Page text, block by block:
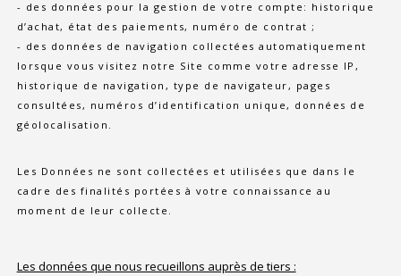
- des données pour la gestion de votre compte: historique
d’achat, état des paiements, numéro de contrat ;
- des données de navigation collectées automatiquement
lorsque vous visitez notre Site comme votre adresse IP,
historique de navigation, type de navigateur, pages
consultées, numéros d’identification unique, données de
géolocalisation.
Les Données ne sont collectées et utilisées que dans le
cadre des finalités portées à votre connaissance au
moment de leur collecte.
Les données que nous recueillons auprès de tiers :